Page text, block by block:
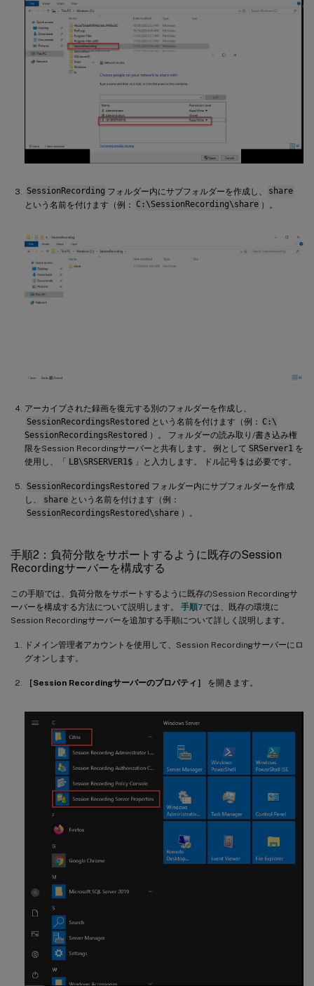
SessionRecording フォルダー内にサブフォルダーを作成し、
share
という名前を付けます（例：
C:\SessionRecording\share ）。
アーカイブされた録画を復元する別のフォルダーを作成し、
SessionRecordingsRestored という名前を付けます（例： C:\
SessionRecordingsRestored ）。 フォルダーの読み取り/書き込み権
限をSession Recordingサーバーと共有します。 例として SRServer1 を
使用し、「
LB\SRSERVER1$ 」と入力します。 ドル記号 $ は必要です。
SessionRecordingsRestored フォルダー内にサブフォルダーを作成
し、
share という名前を付けます（例：
SessionRecordingsRestored\share ）。
手順2：負荷分散をサポートするように既存のSession
Recordingサーバーを構成する
この手順では、負荷分散をサポートするように既存のSession Recordingサ
ーバーを構成する方法について説明します。 手順7では、既存の環境に
Session Recordingサーバーを追加する手順について詳しく説明します。
ドメイン管理者アカウントを使用して、Session Recordingサーバーにロ
グオンします。
［Session Recordingサーバーのプロパティ］ を開きます。